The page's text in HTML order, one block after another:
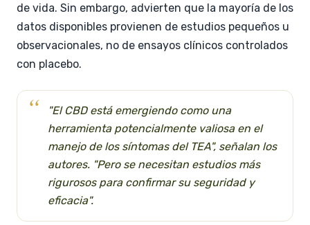
de vida. Sin embargo, advierten que la mayoría de los
datos disponibles provienen de estudios pequeños u
observacionales, no de ensayos clínicos controlados
con placebo.
"El CBD está emergiendo como una
herramienta potencialmente valiosa en el
manejo de los síntomas del TEA", señalan los
autores. "Pero se necesitan estudios más
rigurosos para confirmar su seguridad y
eficacia".